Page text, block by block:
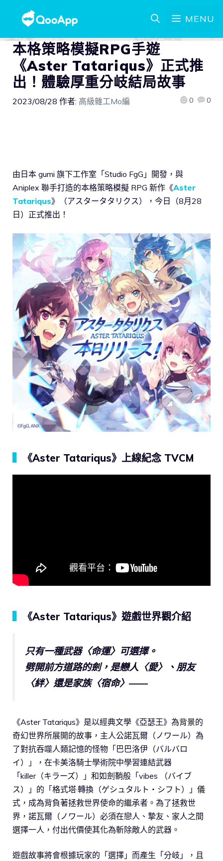
MENU
本格策略模擬RPG手遊
《Aster Tatariqus》正式推
出！體驗厚重分岐結局故事
2023/08/28 作者: 高級雜工Mo編 0 0
由日本 gumi 旗下工作室「Studio FgG」開發，與
Aniplex 聯手打造的本格策略模擬 RPG 新作《Aster
Tatariqus》（アスタータタリクス），今日（8月28
日）正式推出！
《Aster Tatariqus》上線紀念 TVCM
《Aster Tatariqus》遊戲世界觀介紹
只有一種武器〈命運〉可選擇。
劈開前方道路的劍，是戀人〈愛〉、朋友
〈絆〉還是家族〈宿命〉――
《Aster Tatariqus》是以經典文學《亞瑟王》為背景的
奇幻世界所展開的故事，主人公諾瓦爾（ノワール）為
了對抗吞噬人類記憶的怪物「巴巴洛伊（バルバロ
イ）」，在卡美洛騎士學術院中學習連結武器
「killer（キラーズ）」和如劍鞘般「vibes （バイブ
ス）」的「格式塔·轉換（ゲシュタルト・シフト）」儀
式，成為背負著拯救世界使命的繼承者。為了拯救世
界，諾瓦爾（ノワール）必須在戀人、摯友、家人之間
選擇一人，付出代價使其化為斬除敵人的武器。
遊戲故事將會根據玩家的「選擇」而產生「分岐」，且